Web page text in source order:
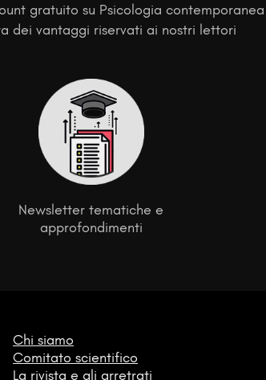
gratuito su Psicologia
dei vantaggi riservati ai nostri lettori
Newsletter tematiche e
approfondimenti
Chi siamo
Comitato scientifico
La rivista e gli arretrati